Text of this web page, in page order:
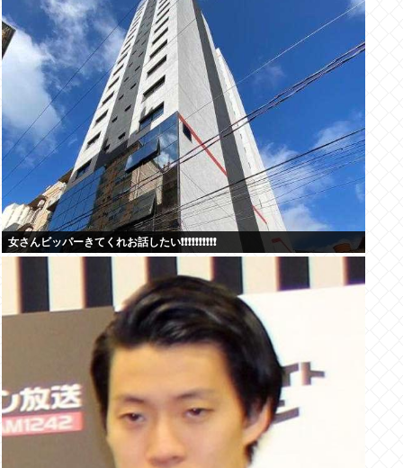
女さんビッパーきてくれお話したい❗❗❗❗❗❗❗❗❗❗